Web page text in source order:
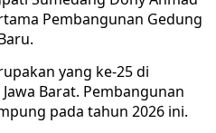
Pembangunan Gedung
yang ke-25 di
Barat. Pembangunan
pada tahun 2026 ini.